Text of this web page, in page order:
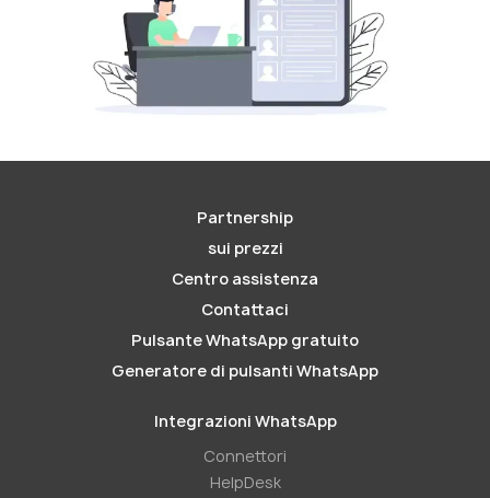
Partnership
sui prezzi
Centro assistenza
Contattaci
Pulsante WhatsApp gratuito
Generatore di pulsanti WhatsApp
Integrazioni WhatsApp
Connettori
HelpDesk